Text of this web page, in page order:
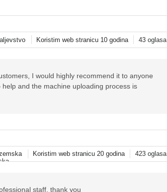
Koristim web stranicu 10 godina 43 oglasa
I would highly recommend it to anyone
and the machine uploading process is
Koristim web stranicu 20 godina 423 oglasa
staff, thank you